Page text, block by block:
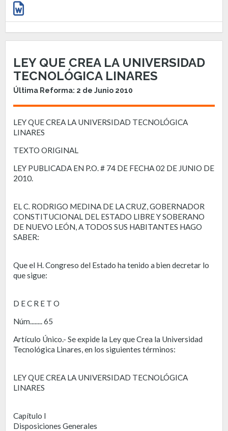
LEY QUE CREA LA UNIVERSIDAD
TECNOLÓGICA LINARES
Última Reforma: 2 de Junio 2010
LEY QUE CREA LA UNIVERSIDAD TECNOLÓGICA
LINARES
TEXTO ORIGINAL
LEY PUBLICADA EN P.O. # 74 DE FECHA 02 DE JUNIO DE
2010.
EL C. RODRIGO MEDINA DE LA CRUZ, GOBERNADOR
CONSTITUCIONAL DEL ESTADO LIBRE Y SOBERANO
DE NUEVO LEÓN, A TODOS SUS HABITANTES HAGO
SABER:
Que el H. Congreso del Estado ha tenido a bien decretar lo
que sigue:
D E C R E T O
Núm........ 65
Artículo Único.- Se expide la Ley que Crea la Universidad
Tecnológica Linares, en los siguientes términos:
LEY QUE CREA LA UNIVERSIDAD TECNOLÓGICA
LINARES
Capítulo I
Disposiciones Generales